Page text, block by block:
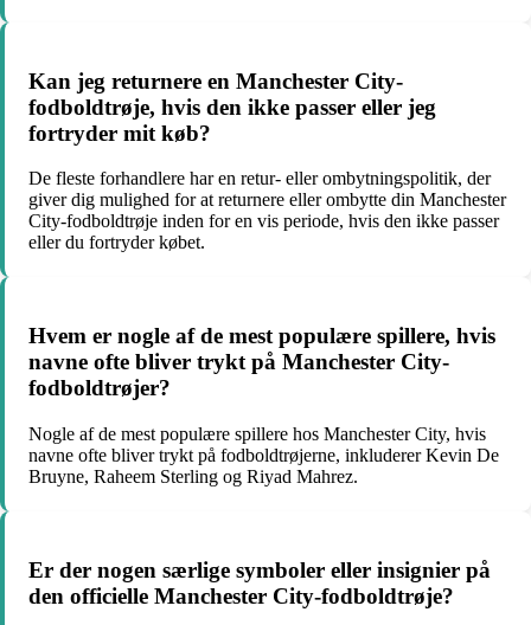
Kan jeg returnere en Manchester City-
fodboldtrøje, hvis den ikke passer eller jeg
fortryder mit køb?
De fleste forhandlere har en retur- eller ombytningspolitik, der
giver dig mulighed for at returnere eller ombytte din Manchester
City-fodboldtrøje inden for en vis periode, hvis den ikke passer
eller du fortryder købet.
Hvem er nogle af de mest populære spillere, hvis
navne ofte bliver trykt på Manchester City-
fodboldtrøjer?
Nogle af de mest populære spillere hos Manchester City, hvis
navne ofte bliver trykt på fodboldtrøjerne, inkluderer Kevin De
Bruyne, Raheem Sterling og Riyad Mahrez.
Er der nogen særlige symboler eller insignier på
den officielle Manchester City-fodboldtrøje?